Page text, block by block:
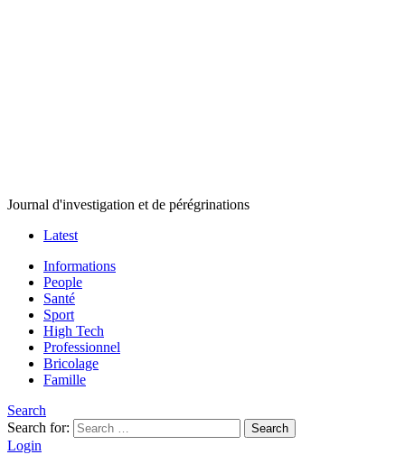
Journal d'investigation et de pérégrinations
Latest
Informations
People
Santé
Sport
High Tech
Professionnel
Bricolage
Famille
Search
Search for:
Search
Login